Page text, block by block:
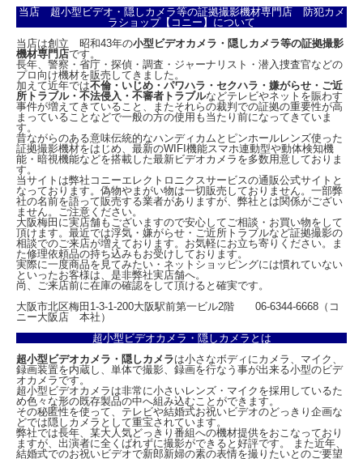
本機は、防雨仕様のヘッドランプ内に超小型ビデオカメラを設けたヘッドランプ型
ビデオカメラです。ヘッドランプは90度の角度調整が付いており自在にカメラ付ラ
ンプの向きを調整可能です。また、ヘッドバンドにより頭に固定されるので、ハン
ズフリーで撮影可能です。ヘッドランプを点ければもちろん暗闇でも撮影できま
す。
撮影する動画は、高解像度のフルハイビジョン1080PでmicroSDカード
(MAX128GB)に記録します。大容量バッテリーにより最大で約24時間(ランプ消灯
時)の連続録画が可能です。
※128GBmicroSDで約12時間分(明所)の動画を保存します。24時間録画する場合
は、128GBのmicroSDカードを2枚ご用意下さい。
※連続録画時間は、撮影内容により多少前後します。あくまで目安としてお考え下
さい。
録画操作は、シンプルなワンタッチ操作を採用。録画ボタンを押すだけでカメラ電
源がONになり自動的に録画がスタートします。
ヘッドランプは、軽登山やキャンプから本格的な登山にも対応できるように、最大
約100ルーメンの全ランプ点灯モードと広範囲を照らす乱光モードでの照射が可能
な高輝度LEDを搭載しております。
ヘッドランプの特性を活かして、登山やキャンプのレジャー撮影から、救援活動の
記録用に、またハンズフリーとなるので手元の作業記録にもご利用頂けます。
◆ご使用用途例◆
○キャンプの思い出撮影
○救援活動の記録用
○手元の作業の撮影
等々・・
当店 超小型ビデオ・隠しカメラ等の証拠撮影機材専門店 防犯カメ
ラショップ【コニー】について
当店は創立 昭和43年の小型ビデオカメラ・隠しカメラ等の証拠撮影
機材専門店です。
長年、警察・省庁・探偵・調査・ジャーナリスト・潜入捜査官などの
プロ向け機材を販売してきました。
加えて近年では不倫・いじめ・パワハラ・セクハラ・嫌がらせ・ご近
所トラブル・不法侵入・不審者トラブルなどテレビやネットを賑わす
事件が増えてきていること、またそれらの裁判での証拠の重要性が高
まっていることなどで一般の方の使用も当たり前になってきていま
す。
昔ながらのある意味伝統的なハンディカムとピンホールレンズ使った
証拠撮影機材をはじめ、最新のWIFI機能スマホ連動型や動体検知機
能・暗視機能などを搭載した最新ビデオカメラを多数用意しておりま
す。
当サイトは弊社コニーエレクトロニクスサービスの通販公式サイトと
なっております。偽物やまがい物は一切販売しておりません。一部弊
社の名前を語って販売する業者がありますが、弊社とは関係がござい
ません。ご注意ください。
大阪梅田に実店舗もございますので安心してご相談・お買い物をして
頂けます。最近では浮気・嫌がらせ・ご近所トラブルなど証拠撮影の
相談でのご来店が増えております。お気軽にお立ち寄りください。ま
た修理依頼品の持ち込みもお受けしております。
実際に一度商品を見てみたい・ネットショッピングには慣れていない
といったお客様は、是非弊社実店舗へ。
尚、ご来店前に在庫の確認をして頂けると確実です。
大阪市北区梅田1-3-1-200大阪駅前第一ビル2階 06-6344-6668（コ
ニー大阪店 本社）
超小型ビデオカメラ・隠しカメラとは
超小型ビデオカメラ・隠しカメラは小さなボディにカメラ、マイク、
録画装置を内蔵し、単体で撮影、録画を行なう事が出来る小型のビデ
オカメラです。
超小型ビデオカメラは非常に小さいレンズ・マイクを採用しているた
め色々な形の既存製品の中へ組み込むことができます。
その秘匿性を使って、テレビや結婚式お祝いビデオのどっきり企画な
どでは隠しカメラとして重宝されています。
弊社では長年、某大人気どっきり番組への機材提供をおこなっており
ますが、出演者に全くばれずに撮影ができると好評です。 また近年、
結婚式でのお祝いビデオで新郎新婦の素の表情を撮りたいとのご要望